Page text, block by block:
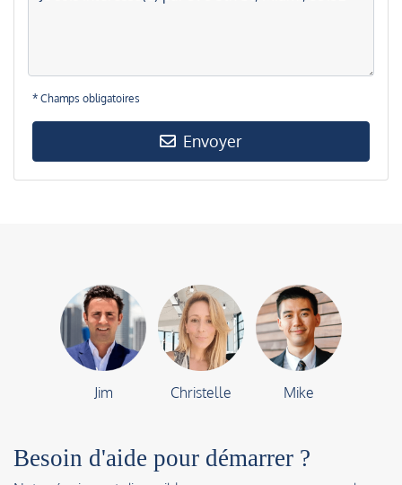
* Champs obligatoires
Envoyer
Jim Christelle Mike
Besoin d'aide pour démarrer ?